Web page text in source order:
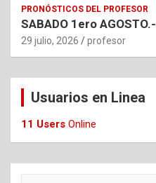
PRONÓSTICOS DEL PROFESOR
SABADO 1ero AGOSTO.-
29 julio, 2026 profesor
Usuarios en Linea
11 Users Online